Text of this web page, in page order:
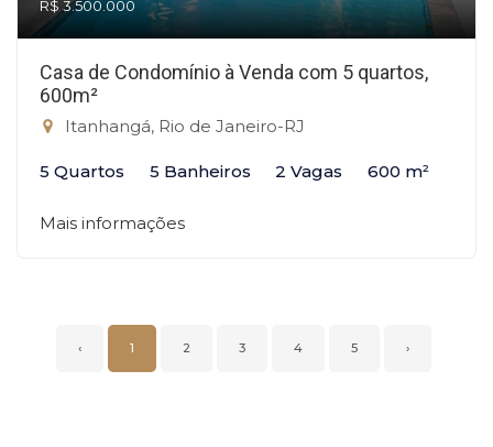
R$ 3.500.000
Casa de Condomínio à Venda com 5 quartos,
600m²
Itanhangá, Rio de Janeiro-RJ
5 Quartos 5 Banheiros 2 Vagas 600 m²
Mais informações
‹ 1 2 3 4 5 ›